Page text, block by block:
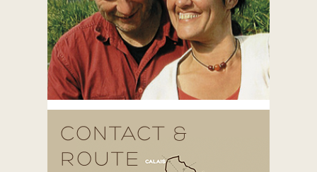
CONTACT &
ROUTE